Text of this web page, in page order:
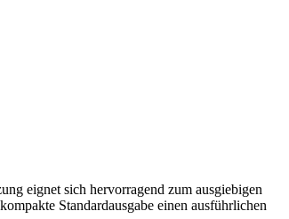
eignet sich hervorragend zum ausgiebigen
Standardausgabe einen ausführlichen